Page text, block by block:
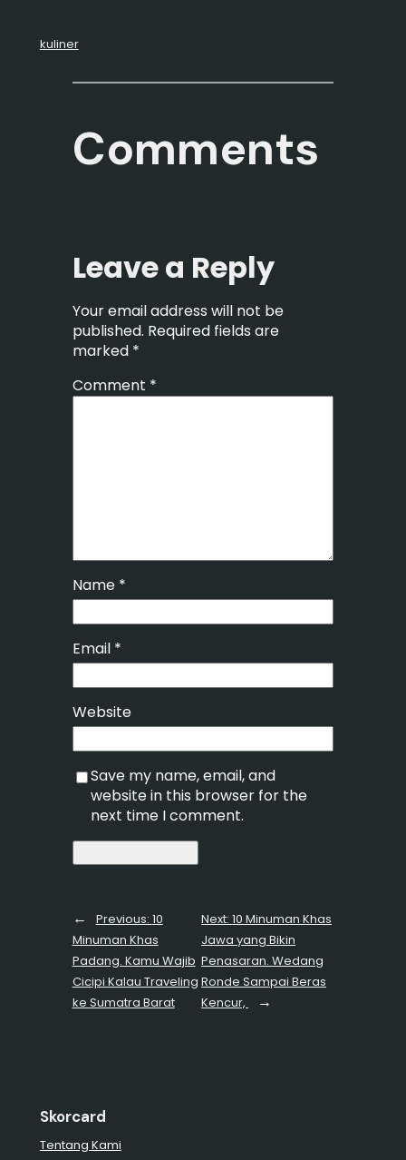
kuliner
Comments
Leave a Reply
Your email address will not be
published. Required fields are
marked *
Comment *
Name *
Email *
Website
Save my name, email, and
website in this browser for the
next time I comment.
← Previous: 10
Minuman Khas
Padang. Kamu Wajib
Cicipi Kalau Traveling
ke Sumatra Barat
Next:10 Minuman Khas
Jawa yang Bikin
Penasaran. Wedang
Ronde Sampai Beras
Kencur,
→
Skorcard
Tentang Kami